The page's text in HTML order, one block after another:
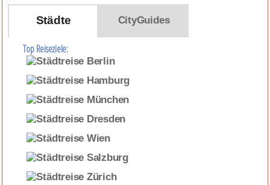
Städte CityGuides
Top Reiseziele: